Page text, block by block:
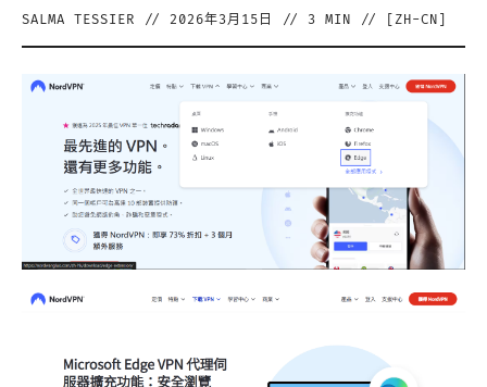
SALMA TESSIER // 2026年3月15日 // 3 MIN // [ ZH-CN